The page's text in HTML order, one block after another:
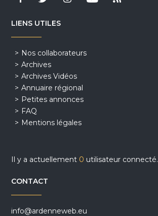
LIENS UTILES
Nos collaborateurs
Archives
Archives Vidéos
Annuaire régional
Petites annonces
FAQ
Mentions légales
Il y a actuellement 0 utilisateur connecté.
CONTACT
info@ardenneweb.eu